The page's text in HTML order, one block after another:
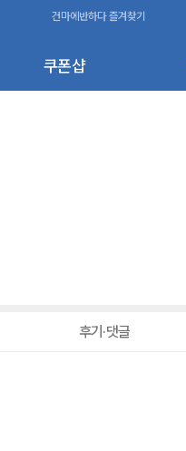
쿠폰샵
건마에반하다 즐겨찾기
후기·댓글